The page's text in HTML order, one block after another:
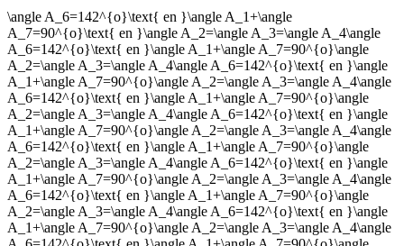
De uitleg gaat te langzaam
De uitleg gaat te snel
Afspelen werkte niet
Iets anders
\angle A_6=142^{o}\text{ en }\angle A_1+\angle
A_7=90^{o}\text{ en }\angle A_2=\angle A_3=\angle A_4\angle
A_6=142^{o}\text{ en }\angle A_1+\angle A_7=90^{o}\angle
A_2=\angle A_3=\angle A_4\angle A_6=142^{o}\text{ en }\angle
A_1+\angle A_7=90^{o}\angle A_2=\angle A_3=\angle A_4\angle
A_6=142^{o}\text{ en }\angle A_1+\angle A_7=90^{o}\angle
A_2=\angle A_3=\angle A_4\angle A_6=142^{o}\text{ en }\angle
A_1+\angle A_7=90^{o}\angle A_2=\angle A_3=\angle A_4\angle
A_6=142^{o}\text{ en }\angle A_1+\angle A_7=90^{o}\angle
A_2=\angle A_3=\angle A_4\angle A_6=142^{o}\text{ en }\angle
A_1+\angle A_7=90^{o}\angle A_2=\angle A_3=\angle A_4\angle
A_6=142^{o}\text{ en }\angle A_1+\angle A_7=90^{o}\angle
A_2=\angle A_3=\angle A_4\angle A_6=142^{o}\text{ en }\angle
A_1+\angle A_7=90^{o}\angle A_2=\angle A_3=\angle A_4\angle